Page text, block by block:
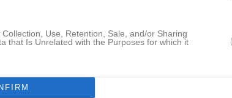
Use, Retention, Sale, and/or Sharing
that Is Unrelated with the Purposes for which it
Nyheter från föreningen